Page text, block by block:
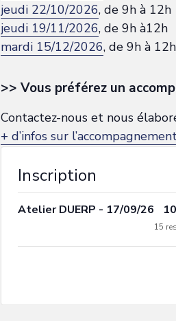
jeudi 22/10/2026, de 9h à 12h
jeudi 19/11/2026, de 9h à12h
mardi 15/12/2026, de 9h à 12h
>> Vous préférez un
Contactez-nous et nous
+ d’infos sur
Inscription
Atelier DUERP - 17/09/26
15